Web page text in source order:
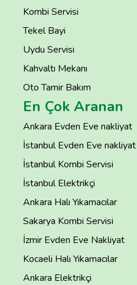
Kombi Servisi
Tekel Bayi
Uydu Servisi
Kahvaltı Mekanı
Oto Tamir Bakım
En Çok Aranan
Ankara Evden Eve nakliyat
İstanbul Evden Eve nakliyat
İstanbul Kombi Servisi
İstanbul Elektrikçi
Ankara Halı Yıkamacılar
Sakarya Kombi Servisi
İzmir Evden Eve Nakliyat
Kocaeli Halı Yıkamacılar
Ankara Elektrikçi